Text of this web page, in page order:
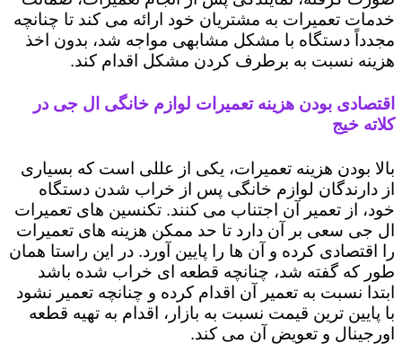
خدمات تعمیرات به مشتریان خود ارائه می کند تا چنانچه
مجدداً دستگاه با مشکل مشابهی مواجه شد، بدون اخذ
هزینه نسبت به برطرف کردن مشکل اقدام کند.
اقتصادی بودن هزینه تعمیرات لوازم خانگی ال جی در
کلاته خیج
بالا بودن هزینه تعمیرات، یکی از عللی است که بسیاری
از دارندگان لوازم خانگی پس از خراب شدن دستگاه
خود، از تعمیر آن اجتناب می کنند. تکنسین های تعمیرات
ال جی سعی بر آن دارد تا حد ممکن هزینه های تعمیرات
را اقتصادی کرده و آن ها را پایین آورد. در این راستا همان
طور که گفته شد، چنانچه قطعه ای خراب شده باشد
ابتدا نسبت به تعمیر آن اقدام کرده و چنانچه تعمیر نشود
با پایین ترین قیمت نسبت به بازار، اقدام به تهیه قطعه
اورجینال و تعویض آن می کند.